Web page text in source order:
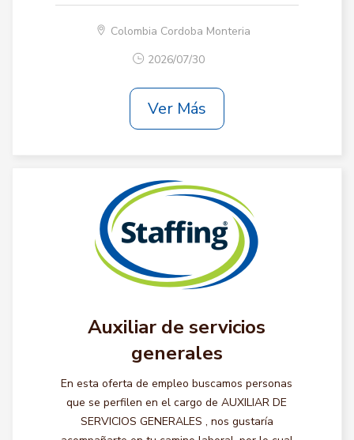
Colombia Cordoba Monteria
2026/07/30
Ver Más
Auxiliar de servicios
generales
En esta oferta de empleo buscamos personas
que se perfilen en el cargo de AUXILIAR DE
SERVICIOS GENERALES , nos gustaría